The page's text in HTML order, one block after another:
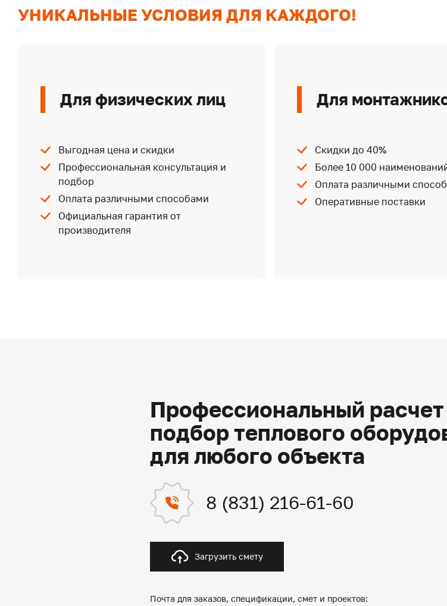
УНИКАЛЬНЫЕ УСЛОВИЯ ДЛЯ КАЖДОГО!
Для физических лиц
Выгодная цена и скидки
Профессиональная консультация и
подбор
Оплата различными способами
Официальная гарантия от
производителя
Для
Скидки до 40%
Более 10 000
Оплата различными
Оперативные поставки
Профессиональный расчет
подбор теплового
для любого объекта
8 (831) 216-61-60
Загрузить смету
Почта для заказов, спецификации, смет и проектов: